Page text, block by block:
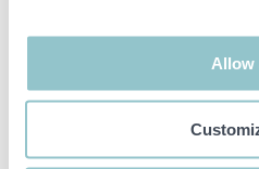
Allow
i objektsbeskrivningen.
efter bästa möjliga förmåga
ingår ej i objektet om detta